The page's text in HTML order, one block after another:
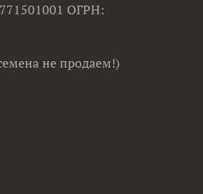
ОГРН:
не продаем!)